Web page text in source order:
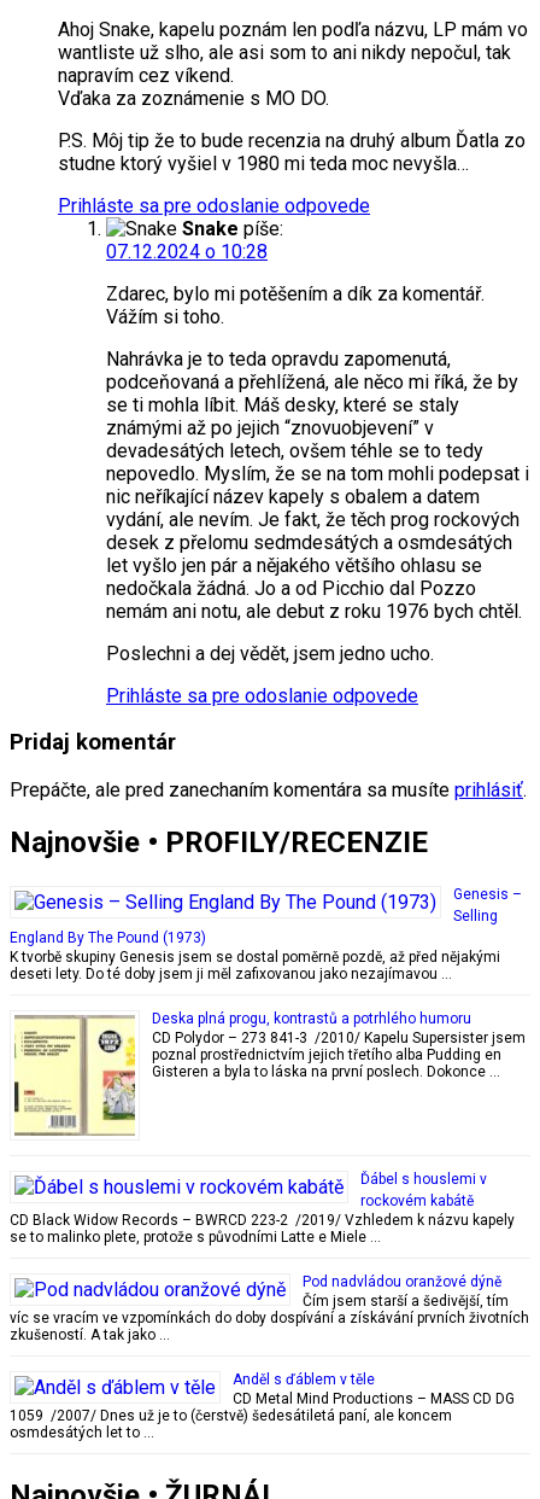
Ahoj Snake, kapelu poznám len podľa názvu, LP mám vo
wantliste už slho, ale asi som to ani nikdy nepočul, tak
napravím cez víkend.
Vďaka za zoznámenie s MO DO.
P.S. Môj tip že to bude recenzia na druhý album Ďatla zo
studne ktorý vyšiel v 1980 mi teda moc nevyšla…
Prihláste sa pre odoslanie odpovede
Snake píše:
07.12.2024 o 10:28
Zdarec, bylo mi potěšením a dík za komentář.
Vážím si toho.
Nahrávka je to teda opravdu zapomenutá,
podceňovaná a přehlížená, ale něco mi říká, že by
se ti mohla líbit. Máš desky, které se staly
známými až po jejich “znovuobjevení” v
devadesátých letech, ovšem téhle se to tedy
nepovedlo. Myslím, že se na tom mohli podepsat i
nic neříkající název kapely s obalem a datem
vydání, ale nevím. Je fakt, že těch prog rockových
desek z přelomu sedmdesátých a osmdesátých
let vyšlo jen pár a nějakého většího ohlasu se
nedočkala žádná. Jo a od Picchio dal Pozzo
nemám ani notu, ale debut z roku 1976 bych chtěl.
Poslechni a dej vědět, jsem jedno ucho.
Prihláste sa pre odoslanie odpovede
Pridaj komentár
Prepáčte, ale pred zanechaním komentára sa musíte prihlásiť.
Najnovšie • PROFILY/RECENZIE
Genesis –
Selling
England By The Pound (1973)
K tvorbě skupiny Genesis jsem se dostal poměrně pozdě, až před nějakými
deseti lety. Do té doby jsem ji měl zafixovanou jako nezajímavou …
Deska plná progu, kontrastů a potrhlého humoru
CD Polydor – 273 841-3 /2010/ Kapelu Supersister jsem
poznal prostřednictvím jejich třetího alba Pudding en
Gisteren a byla to láska na první poslech. Dokonce …
Ďábel s houslemi v
rockovém kabátě
CD Black Widow Records – BWRCD 223-2 /2019/ Vzhledem k názvu kapely
se to malinko plete, protože s původními Latte e Miele …
Pod nadvládou oranžové dýně
Čím jsem starší a šedivější, tím
víc se vracím ve vzpomínkách do doby dospívání a získávání prvních životních
zkušeností. A tak jako …
Anděl s ďáblem v těle
CD Metal Mind Productions – MASS CD DG
1059 /2007/ Dnes už je to (čerstvě) šedesátiletá paní, ale koncem
osmdesátých let to …